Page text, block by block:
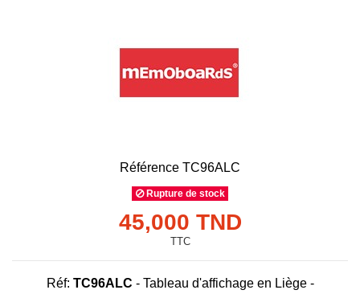
Référence TC96ALC
Rupture de stock
45,000 TND
TTC
Réf: TC96ALC - Tableau d'affichage en Liège -